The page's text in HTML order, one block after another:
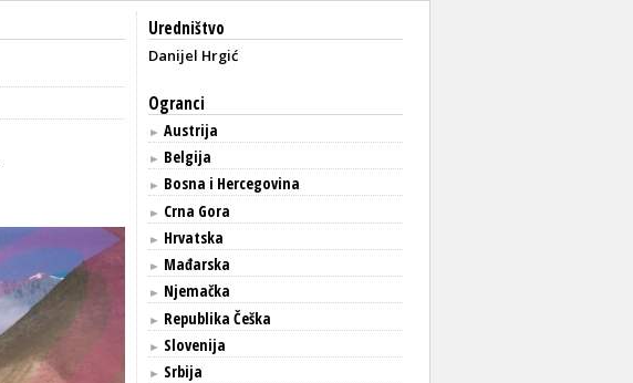
Uredništvo
Danijel Hrgić
Ogranci
► Austrija
► Belgija
► Bosna i Hercegovina
► Crna Gora
► Hrvatska
► Mađarska
► Njemačka
► Republika Češka
► Slovenija
► Srbija